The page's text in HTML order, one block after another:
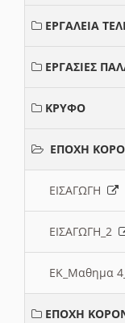
ΕΡΓΑΛΕΙΑ
ΕΡΓΑΣΙΕΣ
ΚΡΥΦΟ
ΕΠΟΧΗ
ΕΙΣΑΓΩΓΗ
ΕΙΣΑΓΩΓΗ_2
ΕΚ_Μαθημα
ΕΠΟΧΗ